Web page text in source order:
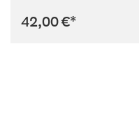
42,00 €*